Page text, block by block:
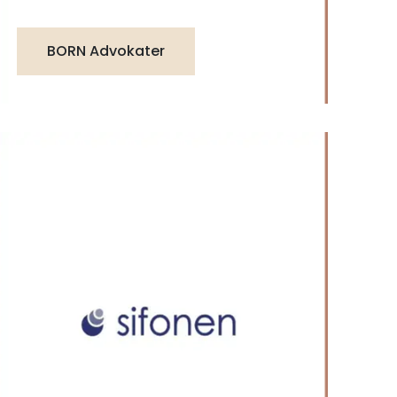
BORN Advokater